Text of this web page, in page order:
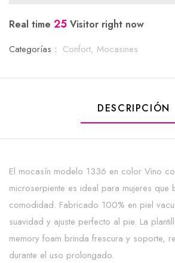
Real time 25 Visitor right now
Categorías : Confort, Mocasines
DESCRIPCIÓN
El mocasín modelo 1336 en color Vino
microserpiente es ideal para mujeres que
comodidad. Fabricado 100% en piel
suavidad y ajuste perfecto al pie. La
memory foam brinda frescura y soporte,
durante el uso prolongado.